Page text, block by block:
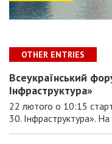
OTHER ENTRIES
Всеукраїнський
Інфраструктура»
22 лютого о 10:15
30. Інфраструктура».